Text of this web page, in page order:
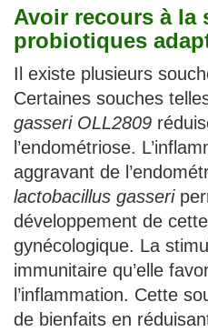
Avoir recours à la
probiotiques
Il existe plusieurs
Certaines souches
gasseri OLL2809
l’endométriose.
aggravant de
lactobacillus gasseri
développement de
gynécologique. La
immunitaire qu’elle
l’inflammation. Cette
de bienfaits en